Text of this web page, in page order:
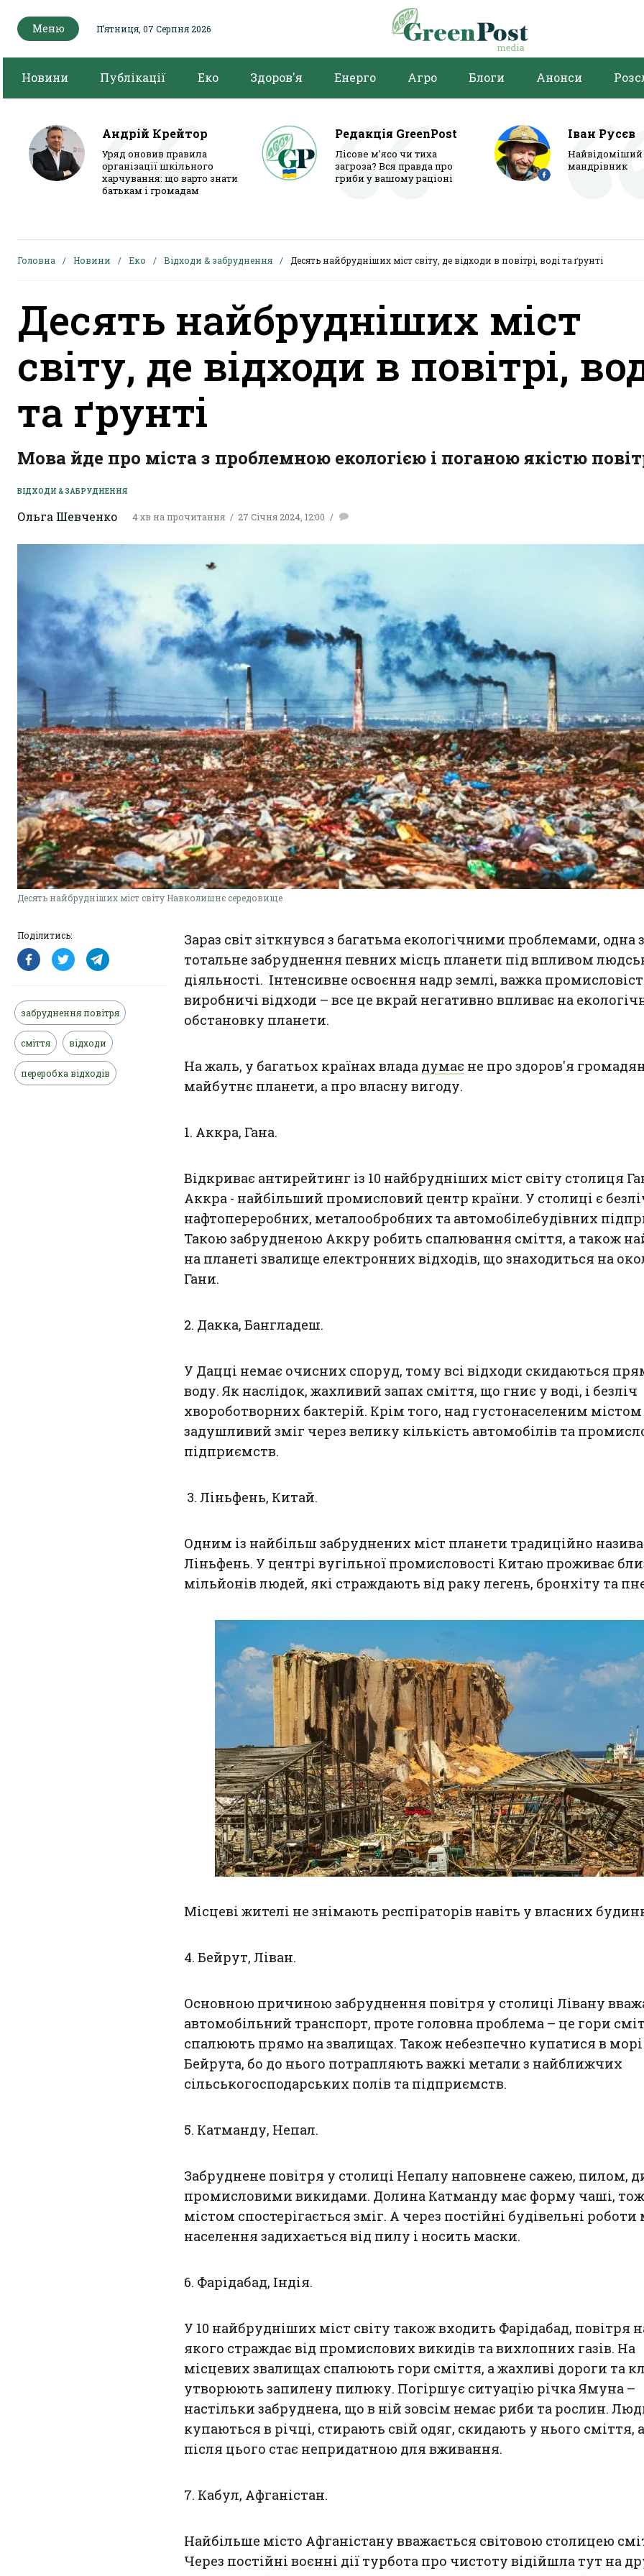
Меню Пʼятниця, 07 Серпня 2026
Новини Публікації Еко Здоров'я Енерго Агро Блоги Анонси
Андрій Крейтор
Уряд оновив правила
організації шкільного
харчування: що варто знати
батькам і громадам
Редакція GreenPost
Лісове м’ясо чи тиха
загроза? Вся правда про
гриби у вашому раціоні
Іван Русєв
мандрівник
Головна Новини Еко Відходи & забруднення Десять найбрудніших міст світу, де відходи в повітрі, воді та ґрунті
Десять найбрудніших міст
світу, де відходи в повітрі,
та ґрунті
Мова йде про міста з проблемною екологією і поганою якістю
ВІДХОДИ & ЗАБРУДНЕННЯ
Ольга Шевченко 4 хв на прочитання 27 Січня 2024, 12:00
Десять найбрудніших міст світу Навколишнє середовище
Поділитись:
забруднення повітря
сміття відходи
переробка відходів
Зараз світ зіткнувся з багатьма екологічними проблемами, одна
тотальне забруднення певних місць планети під впливом
діяльності. Інтенсивне освоєння надр землі, важка
виробничі відходи – все це вкрай негативно впливає на
обстановку планети.
На жаль, у багатьох країнах влада думає не про здоров'я
майбутнє планети, а про власну вигоду.
1. Аккра, Гана.
Відкриває антирейтинг із 10 найбрудніших міст світу столиця
Аккра - найбільший промисловий центр країни. У столиці є
нафтопереробних, металообробних та автомобілебудівних
Такою забрудненою Аккру робить спалювання сміття, а також
на планеті звалище електронних відходів, що знаходиться на
Гани.
2. Дакка, Бангладеш.
У Дацці немає очисних споруд, тому всі відходи скидаються
воду. Як наслідок, жахливий запах сміття, що гниє у воді, і безліч
хвороботворних бактерій. Крім того, над густонаселеним
задушливий зміг через велику кількість автомобілів та
підприємств.
3. Ліньфень, Китай.
Одним із найбільш забруднених міст планети традиційно
Ліньфень. У центрі вугільної промисловості Китаю проживає
мільйонів людей, які страждають від раку легень, бронхіту та
Місцеві жителі не знімають респіраторів навіть у власних
4. Бейрут, Ліван.
Основною причиною забруднення повітря у столиці Лівану
автомобільний транспорт, проте головна проблема – це гори
спалюють прямо на звалищах. Також небезпечно купатися в морі
Бейрута, бо до нього потрапляють важкі метали з найближчих
сільськогосподарських полів та підприємств.
5. Катманду, Непал.
Забруднене повітря у столиці Непалу наповнене сажею, пилом,
промисловими викидами. Долина Катманду має форму чаші,
містом спостерігається зміг. А через постійні будівельні роботи
населення задихається від пилу і носить маски.
6. Фарідабад, Індія.
У 10 найбрудніших міст світу також входить Фарідабад, повітря
якого страждає від промислових викидів та вихлопних газів. На
місцевих звалищах спалюють гори сміття, а жахливі дороги та
утворюють запилену пилюку. Погіршує ситуацію річка Ямуна –
настільки забруднена, що в ній зовсім немає риби та рослин.
купаються в річці, стирають свій одяг, скидають у нього сміття,
після цього стає непридатною для вживання.
7. Кабул, Афганістан.
Найбільше місто Афганістану вважається світовою столицею
Через постійні воєнні дії турбота про чистоту відійшла тут на